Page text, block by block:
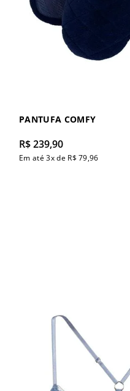
PANTUFA COMFY
R$239,90
Em até3x de R$ 79,96